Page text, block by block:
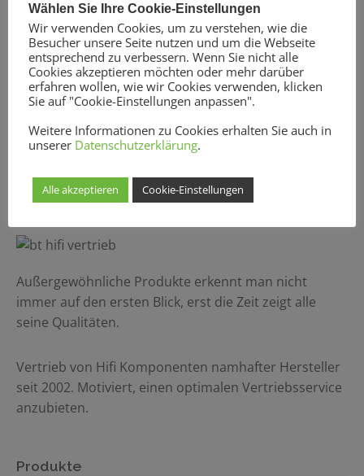
Atalante Grand Réserve
On every stage
Interview mit Jacky Lee
Die Musikkammer lädt ein
Außergewöhnliche Produkte erkennt man nicht
immer auf den ersten Blick, erst die Zeit zeigt alle
seine Qualitäten.
Vertrieb von Hifi Komponenten namhafter Hersteller
seit 2002. Motiviert, einen optimalen Vertriebsservice
anzubieten.
Produkte
Wählen Sie Ihre Cookie-Einstellungen
Wir verwenden Cookies, um zu verstehen, wie die
Besucher unsere Seite nutzen und um die Webseite
entsprechend zu verbessern. Wenn Sie nicht alle
Cookies akzeptieren möchten oder mehr darüber
erfahren wollen, wie wir Cookies verwenden, klicken
Sie auf "Cookie-Einstellungen anpassen".
Weitere Informationen zu Cookies erhalten Sie auch in
unserer Datenschutzerklärung.
Alle akzeptieren Cookie-Einstellungen